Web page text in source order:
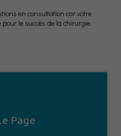
en consultation car votre
le succès de la chirurgie.
Page